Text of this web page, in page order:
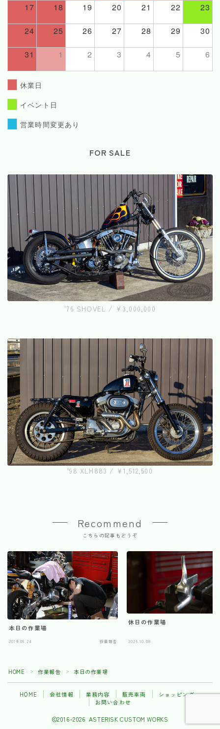
17 18 19 20 21 22 23
24 25 26 27 28 29 30
31 1 2 3 4 5 6
休業日
イベント日
営業時間変更あり
FOR SALE
'76 SHOVEL / ¥3,000,000
'98 XLH883 / ¥1,512,500
Recommend
こちらの記事もどうぞ
本日の作業場
2019.05.24 作業報告
休日の作業場
2025.10.08
HOME ＞ 作業報告 ＞ 本日の作業場
HOME 会社情報 業務内容 販売車両
ショッピング
お問い合わせ
2016–2026 ASTERISK CUSTOM WORKS